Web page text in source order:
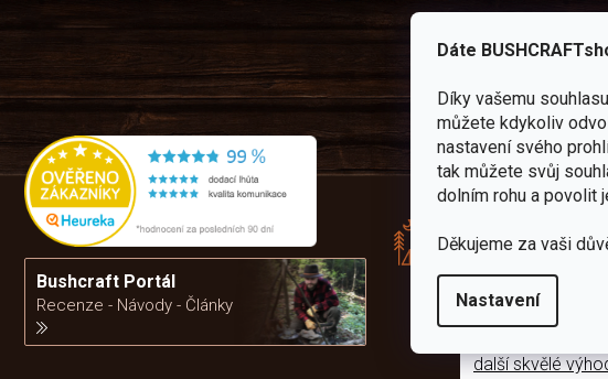
Dáte
Díky vašemu
můžete kdykoliv
nastavení svého
tak můžete svůj
dolním rohu a povolit
Děkujeme za vaši
Nastavení
Bushcraft Portál
Recenze - Návody - Články
Rádi
předáváme
zkušenosti
vám s
výběrem
Zboží
sami
U nás
další skvělé